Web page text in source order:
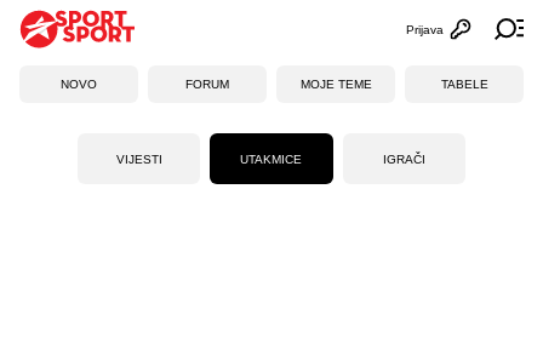
Otvori
Prijava
NOVO FORUM MOJE TEME TABELE
VIJESTI UTAKMICE IGRAČI